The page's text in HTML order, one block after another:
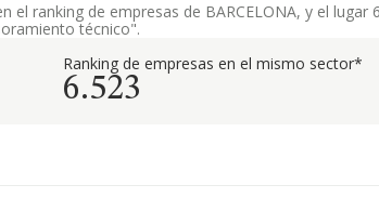
el ranking de empresas de BARCELONA, y el lugar
técnico".
Ranking de empresas en el mismo sector*
6.523